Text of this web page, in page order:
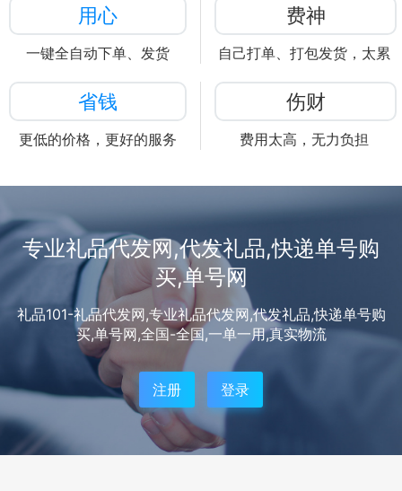
用心
一键全自动下单、发货
省钱
更低的价格，更好的服务
费神
自己打单、打包发货，太累
伤财
费用太高，无力负担
专业礼品代发网,代发礼品,快递单号购
买,单号网
礼品101-礼品代发网,专业礼品代发网,代发礼品,快递单号购
买,单号网,全国-全国,一单一用,真实物流
注册 登录